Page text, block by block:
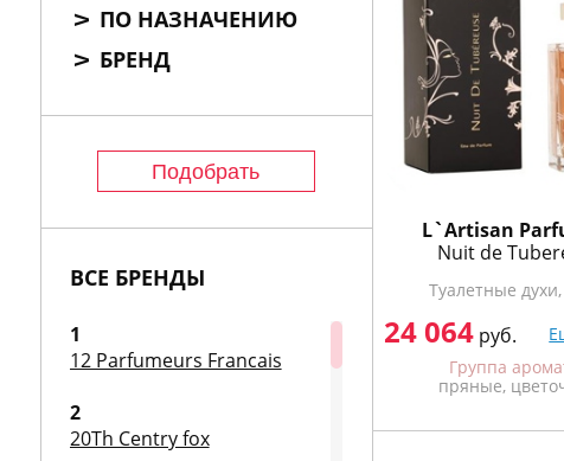
ПО НАЗНАЧЕНИЮ
БРЕНД
ВСЕ БРЕНДЫ
1
12 Parfumeurs Francais
2
20Th Centry fox
M.Micallef
MP2 Pencil
Нет в наличии
фруктовые, цветочные
L`Artisan
Nuit de
Туалетные
24 064руб.
Группа
пряные,